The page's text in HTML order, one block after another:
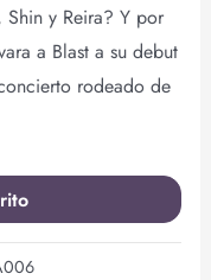
y Reira? Y por
a Blast a su debut
rodeado de